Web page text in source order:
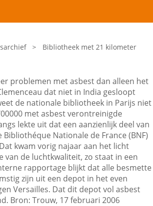
vragen
>
Bibliotheek met 21 kilometer
problemen met asbest dan alleen het
dat niet in India gesloopt
de nationale bibliotheek in Parijs niet
met asbest verontreinigde
lekte uit dat een aanzienlijk deel van
Bibliothéque Nationale de France (BNF)
kwam vorig najaar aan het licht
van de luchtkwaliteit, zo staat in een
rapportage blijkt dat alle besmette
zijn uit een depot in het even
Versailles. Dat dit depot vol asbest
Bron: Trouw, 17 februari 2006